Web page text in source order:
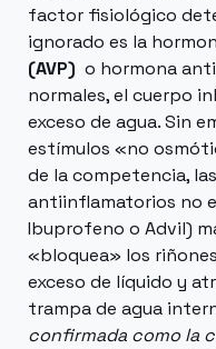
factor fisiológico
ignorado es la
(AVP) o hormona
normales, el cuerpo
exceso de agua. Sin
estímulos «no
de la competencia,
antiinflamatorios no
Ibuprofeno o Advil)
«bloquea» los
exceso de líquido y
trampa de agua
confirmada como la